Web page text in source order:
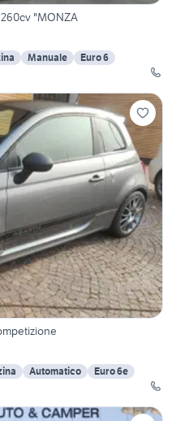
260cv "MONZA
Manuale
Euro 6
Automatico
Euro 6e